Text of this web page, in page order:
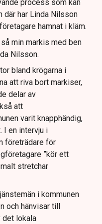
process som kan
där har Linda Nilsson
hamnat i kläm.
min markis med ben
Nilsson.
bland krögarna i
att riva bort markiser,
delar av
att
varit knapphändig,
I en intervju i
företrädare för
”kör ett
stretchar
i kommunen
och hänvisar till
det lokala